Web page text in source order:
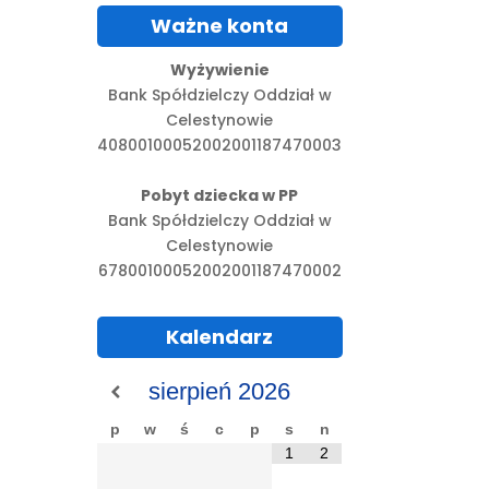
Ważne konta
Wyżywienie
Bank Spółdzielczy Oddział w
Celestynowie
40800100052002001187470003
Pobyt dziecka w PP
Bank Spółdzielczy Oddział w
Celestynowie
67800100052002001187470002
Kalendarz
sierpień 2026
p w ś c p s
n
1
2